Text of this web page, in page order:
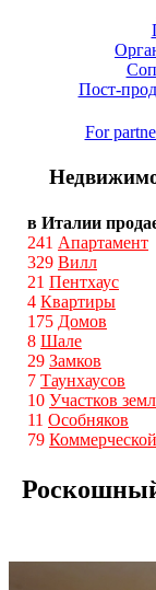
Пост-
For
в Италии
241 Апартамент
329 Вилл
21 Пентхаус
4 Квартиры
175 Домов
8 Шале
29 Замков
7 Таунхаусов
10 Участков
11 Особняков
79